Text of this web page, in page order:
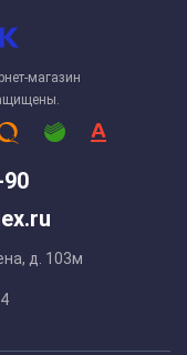
д. 103м
магазин